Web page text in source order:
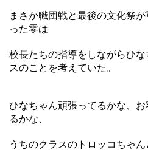
まさか職団戦と最後の文化祭
った零は
校長たちの指導をしながらひ
スのことを考えていた。
ひなちゃん頑張ってるかな、
るかな、
うちのクラスのトロッコちゃん